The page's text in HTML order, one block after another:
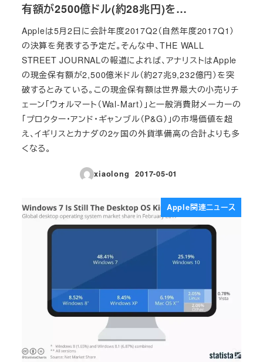
有額が2500億ドル(約28兆円)を…
Appleは5月2日に会計年度2017Q2（自然年度2017Q1）
の決算を発表する予定だ。そんな中、THE WALL
STREET JOURNALの報道によれば、アナリストはApple
の現金保有額が2,500億米ドル（約27兆9,232億円）を突
破するとみている。この現金保有額は世界最大の小売りチ
ェーン「ウォルマート（Wal-Mart）」と一般消費財メーカーの
「プロクター・アンド・ギャンブル（P&G）」の市場価値を超
え、イギリスとカナダの2ヶ国の外貨準備高の合計よりも多
くなる。
xiaolong
投稿日
2017-05-01
Apple関連ニュース